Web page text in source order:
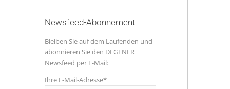
Newsfeed-Abonnement
Bleiben Sie auf dem Laufenden und
abonnieren Sie den DEGENER
Newsfeed per E-Mail:
Ihre E-Mail-Adresse*